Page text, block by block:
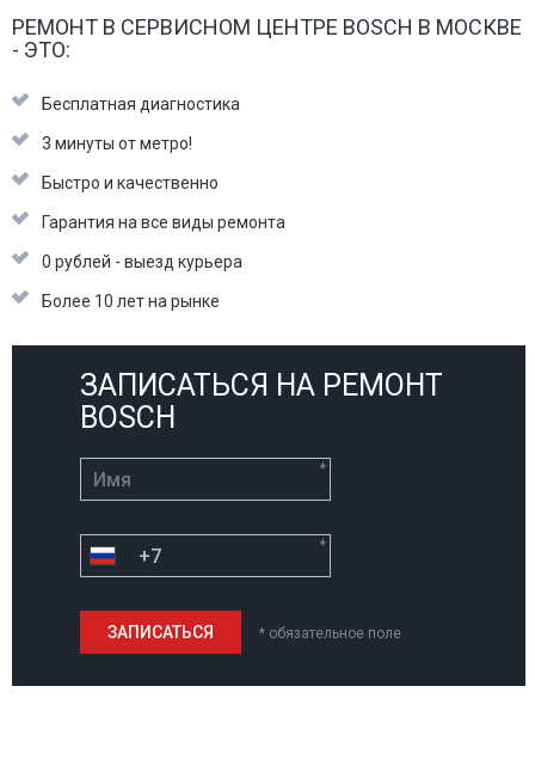
РЕМОНТ В СЕРВИСНОМ ЦЕНТРЕ BOSCH В МОСКВЕ
- ЭТО:
Бесплатная диагностика
3 минуты от метро!
Быстро и качественно
Гарантия на все виды ремонта
0 рублей - выезд курьера
Более 10 лет на рынке
ЗАПИСАТЬСЯ НА РЕМОНТ
BOSCH
*
*
* обязательное поле